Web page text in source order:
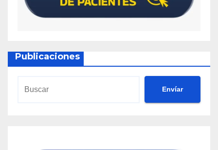
Publicaciones
Envíar